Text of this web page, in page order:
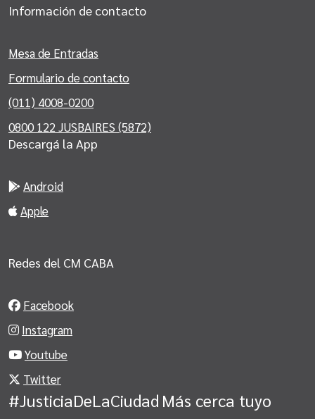
Información de contacto
Mesa de Entradas
Formulario de contacto
(011) 4008-0200
0800 122 JUSBAIRES (5872)
Descargá la App
Android
Apple
Redes del CM CABA
Facebook
Instagram
Youtube
Twitter
#JusticiaDeLaCiudad Más cerca tuyo